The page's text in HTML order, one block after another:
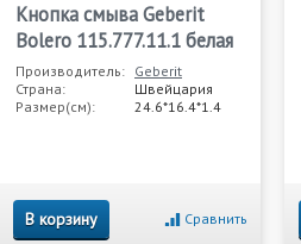
Кнопка смыва Geberit
Bolero 115.777.11.1 белая
Производитель: Geberit
Страна:
Швейцария
Размер(см):
24.6*16.4*1.4
В корзину Сравнить